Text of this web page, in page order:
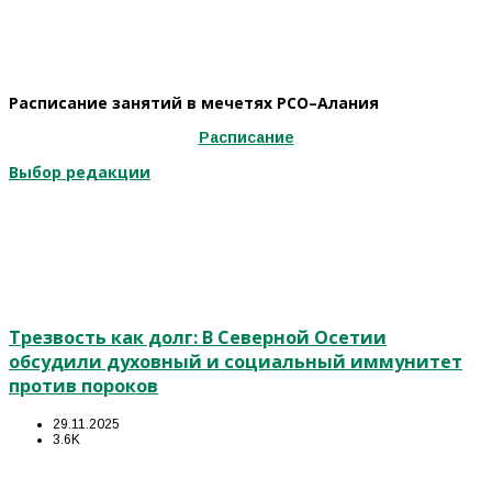
Расписание занятий в мечетях РСО–Алания
Расписание
Выбор редакции
Трезвость как долг: В Северной Осетии
обсудили духовный и социальный иммунитет
против пороков
29.11.2025
3.6K